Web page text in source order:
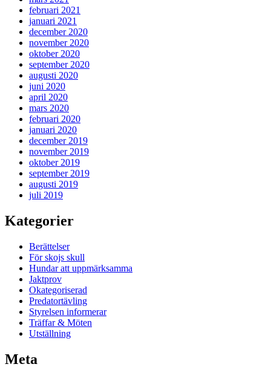
februari 2021
januari 2021
december 2020
november 2020
oktober 2020
september 2020
augusti 2020
juni 2020
april 2020
mars 2020
februari 2020
januari 2020
december 2019
november 2019
oktober 2019
september 2019
augusti 2019
juli 2019
Kategorier
Berättelser
För skojs skull
Hundar att uppmärksamma
Jaktprov
Okategoriserad
Predatortävling
Styrelsen informerar
Träffar & Möten
Utställning
Meta